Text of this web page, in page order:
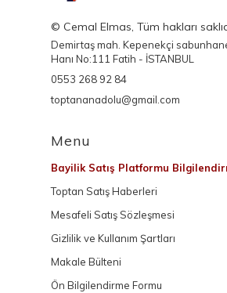
© Cemal Elmas, Tüm hakları
Demirtaş mah. Kepenekçi
Hanı No:111 Fatih - İSTANBUL
0553 268 92 84
toptananadolu@gmail.com
Menu
Bayilik Satış Platformu
Toptan Satış Haberleri
Mesafeli Satış Sözleşmesi
Gizlilik ve Kullanım Şartları
Makale Bülteni
Ön Bilgilendirme Formu